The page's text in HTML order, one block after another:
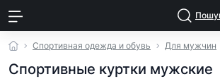
Спортивная одежда и обувь Для мужчин
Спортивные куртки мужские